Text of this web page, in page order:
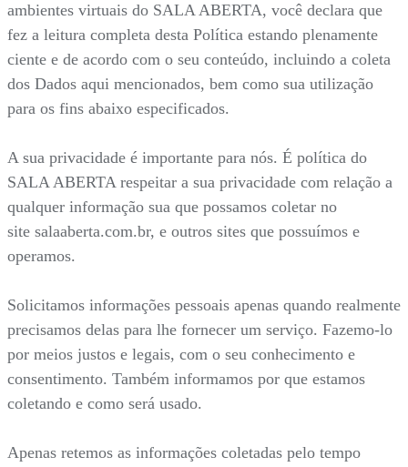
ambientes virtuais do SALA ABERTA, você declara que
fez a leitura completa desta Política estando plenamente
ciente e de acordo com o seu conteúdo, incluindo a coleta
dos Dados aqui mencionados, bem como sua utilização
para os fins abaixo especificados.
A sua privacidade é importante para nós. É política do
SALA ABERTA respeitar a sua privacidade com relação a
qualquer informação sua que possamos coletar no
site salaaberta.com.br, e outros sites que possuímos e
operamos.
Solicitamos informações pessoais apenas quando realmente
precisamos delas para lhe fornecer um serviço. Fazemo-lo
por meios justos e legais, com o seu conhecimento e
consentimento. Também informamos por que estamos
coletando e como será usado.
Apenas retemos as informações coletadas pelo tempo